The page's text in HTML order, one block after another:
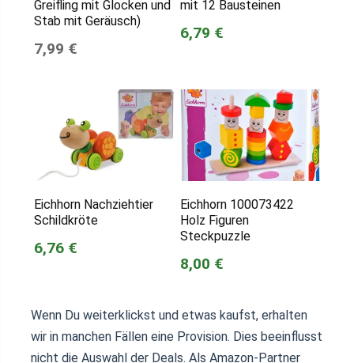
Greifling mit Glocken und
Stab mit Geräusch)
7,99 €
mit 12 Bausteinen
6,79 €
Eichhorn Nachziehtier
Schildkröte
6,76 €
Eichhorn 100073422
Holz Figuren
Steckpuzzle
8,00 €
Wenn Du weiterklickst und etwas kaufst, erhalten
wir in manchen Fällen eine Provision. Dies beeinflusst
nicht die Auswahl der Deals. Als Amazon-Partner